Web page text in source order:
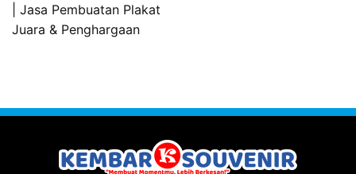
| Jasa Pembuatan Plakat
Juara & Penghargaan